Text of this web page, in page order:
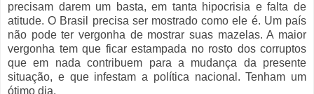
precisam darem um basta, em tanta hipocrisia e falta de
atitude. O Brasil precisa ser mostrado como ele é. Um país
não pode ter vergonha de mostrar suas mazelas. A maior
vergonha tem que ficar estampada no rosto dos corruptos
que em nada contribuem para a mudança da presente
situação, e que infestam a política nacional. Tenham um
ótimo dia.